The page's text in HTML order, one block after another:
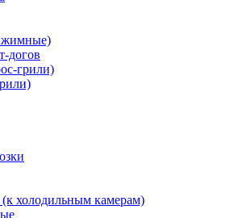
догов
грили)
холодильным камерам)